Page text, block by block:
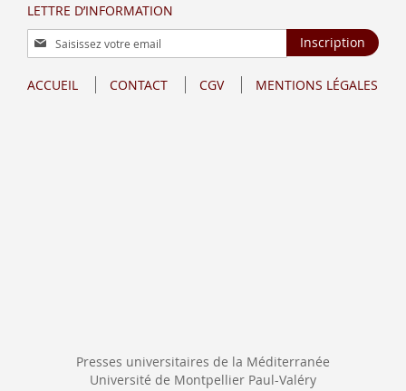
LETTRE D’INFORMATION
Inscription
à
lettre
Inscription
ACCUEIL CONTACT CGV MENTIONS LÉGALES
Presses universitaires de la Méditerranée
Université de Montpellier Paul-Valéry